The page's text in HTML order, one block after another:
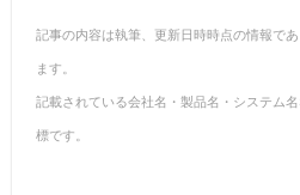
記事の内容は執筆、更新日時時点の情報で
ます。
記載されている会社名・製品名・システム
標です。